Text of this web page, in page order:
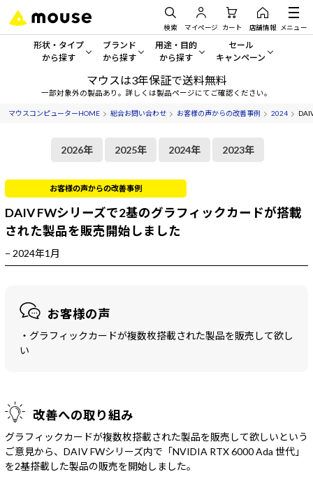
検索 マイページ カート 店舗情報 メニュー
形状・タイプ
から探す
形状・タイプから探す をすべてみる
デスクトップPC
ノートPC
タブレットPC
サーバー
ワークステーション
Windows 11|Copilot+ PC
ブランド
から探す
mouse
G TUNE
NEXTGEAR
DAIV
MousePro
用途・目的
から探す
一般向けパソコン
ゲーミングPC・ゲーム向けパソコン
クリエイティブ向け
ビジネス向けパソコン
学習向けパソコン
セール
キャンペーン
セール・キャンペーン
期間限定セール
おすすめ目玉パソコン
マウスは3年保証で送料無料
一部対象外の製品あり。詳しくは製品ページにてご確認ください。
マウスコンピューターHOME 総合お問い合わせ お客様の声からの改善事例 2024
2026年 2025年 2024年 2023年
お客様の声からの改善事例
DAIV FWシリーズで2基のグラフィックカードが搭載
された製品を販売開始しました
− 2024年1月
お客様の声
・グラフィックカードが複数枚搭載された製品を販売して欲し
い
改善への取り組み
グラフィックカードが複数枚搭載された製品を販売して欲しいという
ご意見から、DAIV FWシリーズ内で「NVIDIA RTX 6000 Ada 世代」
を2基搭載した製品の販売を開始しました。